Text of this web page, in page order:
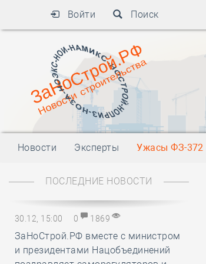
Войти Поиск
Новости Эксперты Ужасы ФЗ-372
ПОСЛЕДНИЕ НОВОСТИ
30.12, 15:00 0 1869
ЗаНоСтрой.РФ вместе с министром
и президентами Нацобъединений